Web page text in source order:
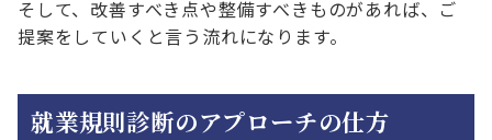
そして、改善すべき点や整備すべきものがあれば、ご
提案をしていくと言う流れになります。
就業規則診断のアプローチの仕方